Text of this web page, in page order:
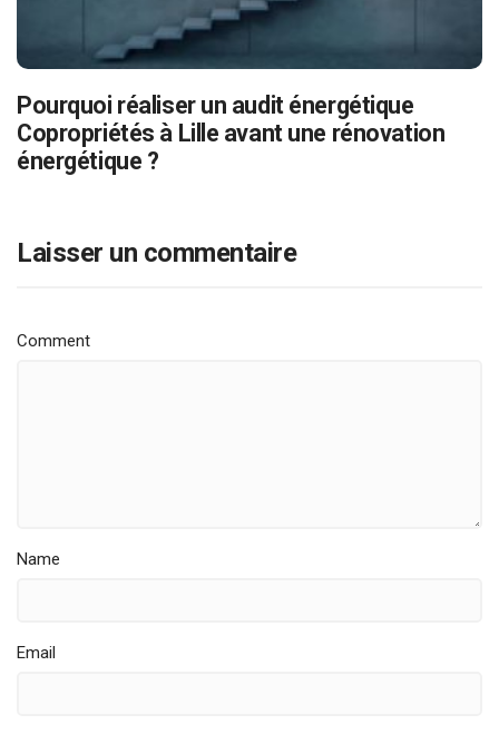
Pourquoi réaliser un audit énergétique
Copropriétés à Lille avant une rénovation
énergétique ?
Laisser un commentaire
Comment
Name
Email